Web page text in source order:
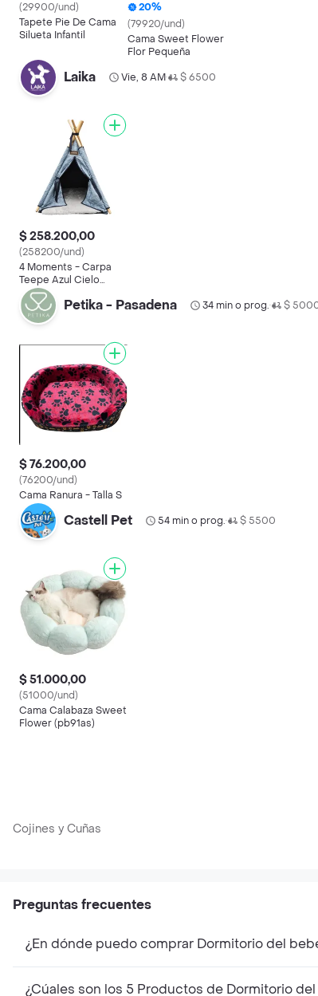
(29900/und)
Tapete Pie De Cama
Silueta Infantil
20%
(79920/und)
Cama Sweet Flower
Flor Pequeña
Laika Vie, 8 AM• $ 6500
$ 258.200,00
(258200/und)
4 Moments - Carpa
Teepe Azul Cielo
70x70 Cm - M
Petika - Pasadena 34 min o prog.• $
$ 76.200,00
(76200/und)
Cama Ranura - Talla S
Castell Pet 54 min o prog.• $ 5500
$ 51.000,00
(51000/und)
Cama Calabaza Sweet
Flower (pb91as)
Cojines y Cuñas
Preguntas frecuentes
¿En dónde puedo comprar Dormitorio del
¿Cúales son los 5 Productos de Dormitorio